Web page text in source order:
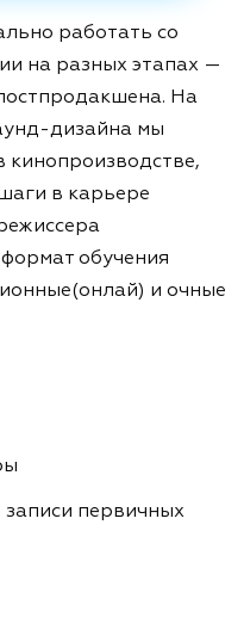
работать со
на разных этапах —
На
дизайна мы
кинопроизводстве,
в карьере
обучения
и очные
записи первичных